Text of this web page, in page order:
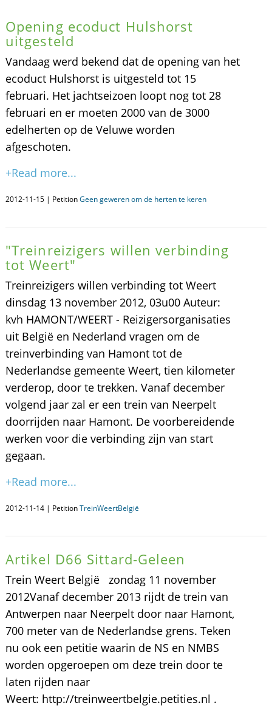
Opening ecoduct Hulshorst
uitgesteld
Vandaag werd bekend dat de opening van het
ecoduct Hulshorst is uitgesteld tot 15
februari. Het jachtseizoen loopt nog tot 28
februari en er moeten 2000 van de 3000
edelherten op de Veluwe worden
afgeschoten.
+Read more...
2012-11-15 | PetitionGeen geweren om de herten te keren
"Treinreizigers willen verbinding
tot Weert"
Treinreizigers willen verbinding tot Weert
dinsdag 13 november 2012, 03u00 Auteur:
kvh HAMONT/WEERT - Reizigersorganisaties
uit België en Nederland vragen om de
treinverbinding van Hamont tot de
Nederlandse gemeente Weert, tien kilometer
verderop, door te trekken. Vanaf december
volgend jaar zal er een trein van Neerpelt
doorrijden naar Hamont. De voorbereidende
werken voor die verbinding zijn van start
gegaan.
+Read more...
2012-11-14 | PetitionTreinWeertBelgië
Artikel D66 Sittard-Geleen
Trein Weert België zondag 11 november
2012Vanaf december 2013 rijdt de trein van
Antwerpen naar Neerpelt door naar Hamont,
700 meter van de Nederlandse grens. Teken
nu ook een petitie waarin de NS en NMBS
worden opgeroepen om deze trein door te
laten rijden naar
Weert: http://treinweertbelgie.petities.nl .